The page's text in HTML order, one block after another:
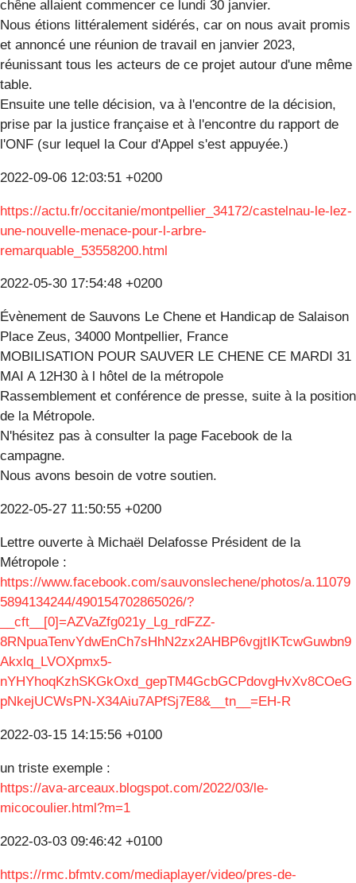
chêne allaient commencer ce lundi 30 janvier.
Nous étions littéralement sidérés, car on nous avait promis
et annoncé une réunion de travail en janvier 2023,
réunissant tous les acteurs de ce projet autour d'une même
table.
Ensuite une telle décision, va à l'encontre de la décision,
prise par la justice française et à l'encontre du rapport de
l'ONF (sur lequel la Cour d'Appel s'est appuyée.)
2022-09-06 12:03:51 +0200
https://actu.fr/occitanie/montpellier_34172/castelnau-le-lez-
une-nouvelle-menace-pour-l-arbre-
remarquable_53558200.html
2022-05-30 17:54:48 +0200
Évènement de Sauvons Le Chene et Handicap de Salaison
Place Zeus, 34000 Montpellier, France
MOBILISATION POUR SAUVER LE CHENE CE MARDI 31
MAI A 12H30 à l hôtel de la métropole
Rassemblement et conférence de presse, suite à la position
de la Métropole.
N'hésitez pas à consulter la page Facebook de la
campagne.
Nous avons besoin de votre soutien.
2022-05-27 11:50:55 +0200
Lettre ouverte à Michaël Delafosse Président de la
Métropole :
https://www.facebook.com/sauvonslechene/photos/a.11079
5894134244/490154702865026/?
__cft__[0]=AZVaZfg021y_Lg_rdFZZ-
8RNpuaTenvYdwEnCh7sHhN2zx2AHBP6vgjtIKTcwGuwbn9
Akxlq_LVOXpmx5-
nYHYhoqKzhSKGkOxd_gepTM4GcbGCPdovgHvXv8COeG
pNkejUCWsPN-X34Aiu7APfSj7E8&__tn__=EH-R
2022-03-15 14:15:56 +0100
un triste exemple :
https://ava-arceaux.blogspot.com/2022/03/le-
micocoulier.html?m=1
2022-03-03 09:46:42 +0100
https://rmc.bfmtv.com/mediaplayer/video/pres-de-